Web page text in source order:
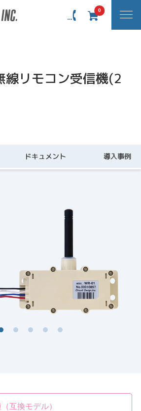
0
線リモコン受信機(2
ドキュメント 導入事例
互換モデル）